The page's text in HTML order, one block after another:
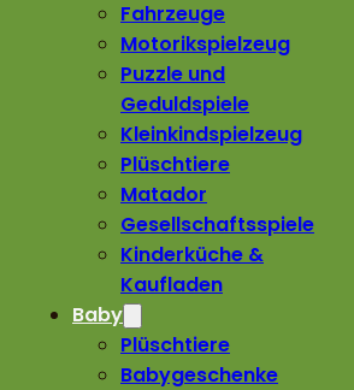
Fahrzeuge
Motorikspielzeug
Puzzle und
Geduldspiele
Kleinkindspielzeug
Plüschtiere
Matador
Gesellschaftsspiele
Kinderküche &
Kaufladen
Baby
Plüschtiere
Babygeschenke